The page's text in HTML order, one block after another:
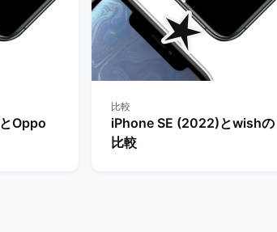
Oppo
比較
iPhone SE (2022)とwishの
比較